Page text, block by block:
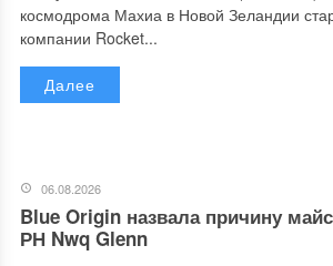
космодрома Махиа в Новой Зеландии
компании Rocket...
Далее
06.08.2026
Blue Origin назвала причину
РН Nwq Glenn